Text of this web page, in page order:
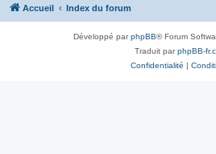
Accueil Index du forum
Développé parphpBB® Forum
Traduit parphpBB-
Confidentialité |